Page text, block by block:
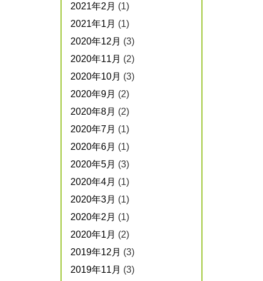
2021年2月 (1)
2021年1月 (1)
2020年12月 (3)
2020年11月 (2)
2020年10月 (3)
2020年9月 (2)
2020年8月 (2)
2020年7月 (1)
2020年6月 (1)
2020年5月 (3)
2020年4月 (1)
2020年3月 (1)
2020年2月 (1)
2020年1月 (2)
2019年12月 (3)
2019年11月 (3)